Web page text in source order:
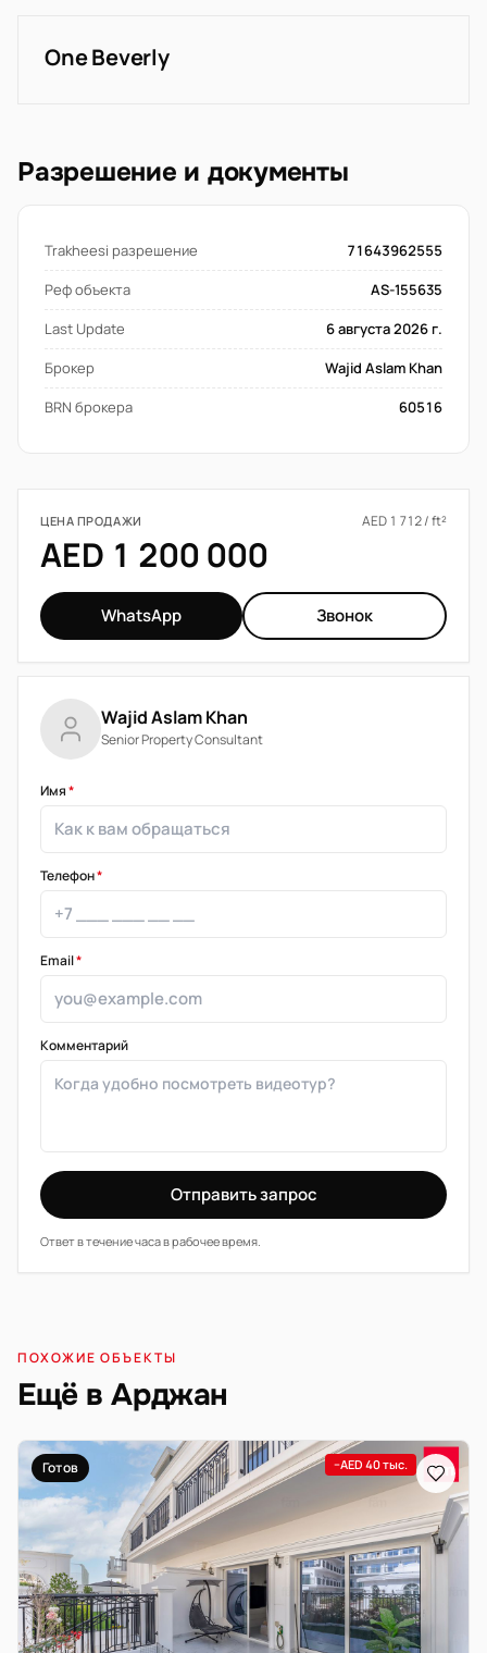
One Beverly
Разрешение и документы
Trakheesi разрешение
71643962555
Реф объекта
AS-155635
Last Update
6 августа 2026 г.
Брокер
Wajid Aslam Khan
BRN брокера
60516
ЦЕНА ПРОДАЖИ AED 1 712 / ft²
AED 1 200 000
WhatsApp Звонок
Wajid Aslam Khan
Senior Property Consultant
Имя*
Телефон*
Email*
Комментарий
Отправить запрос
Ответ в течение часа в рабочее время.
ПОХОЖИЕ ОБЪЕКТЫ
Ещё в Арджан
Готов −AED 40 тыс.